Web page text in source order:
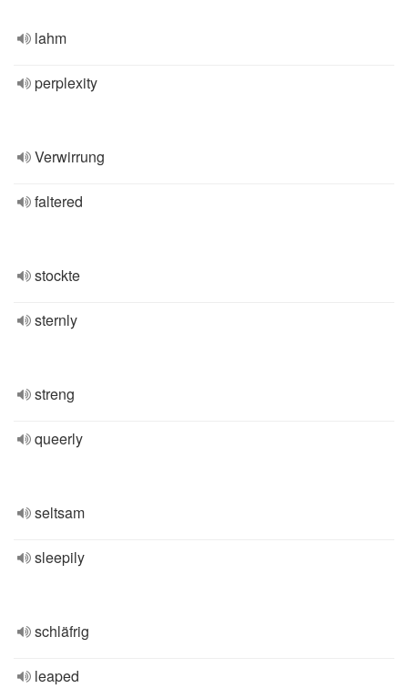
lahm
perplexity
Verwirrung
faltered
stockte
sternly
streng
queerly
seltsam
sleepily
schläfrig
leaped